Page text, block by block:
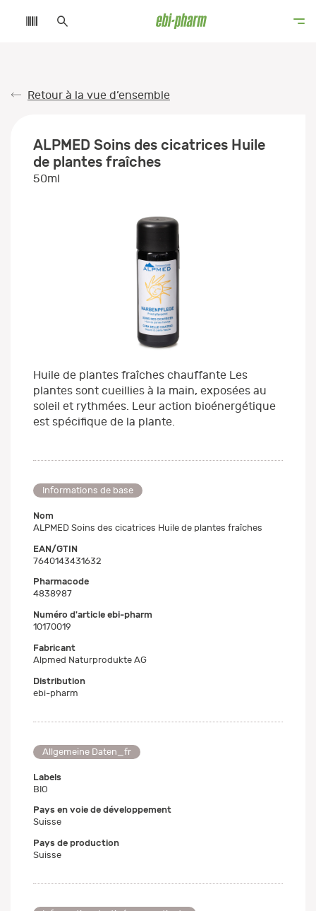
Retour à la vue d’ensemble
ALPMED Soins des cicatrices Huile
de plantes fraîches
50ml
Huile de plantes fraîches chauffante Les
plantes sont cueillies à la main, exposées au
soleil et rythmées. Leur action bioénergétique
est spécifique de la plante.
Informations de base
Nom
ALPMED Soins des cicatrices Huile de plantes fraîches
EAN/GTIN
7640143431632
Pharmacode
4838987
Numéro d'article ebi-pharm
10170019
Fabricant
Alpmed Naturprodukte AG
Distribution
ebi-pharm
Allgemeine Daten_fr
Labels
BIO
Pays en voie de développement
Suisse
Pays de production
Suisse